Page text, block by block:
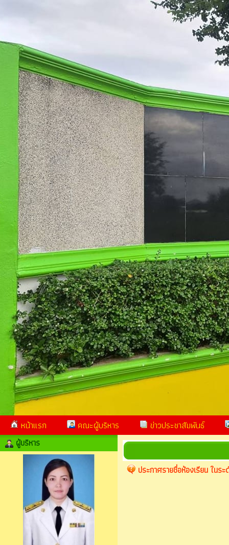
หน้าแรก คณะผู้บริหาร ข่าวประชาสัมพันธ์
ผู้บริหาร
ประกาศรายชื่อห้องเรียน ใน